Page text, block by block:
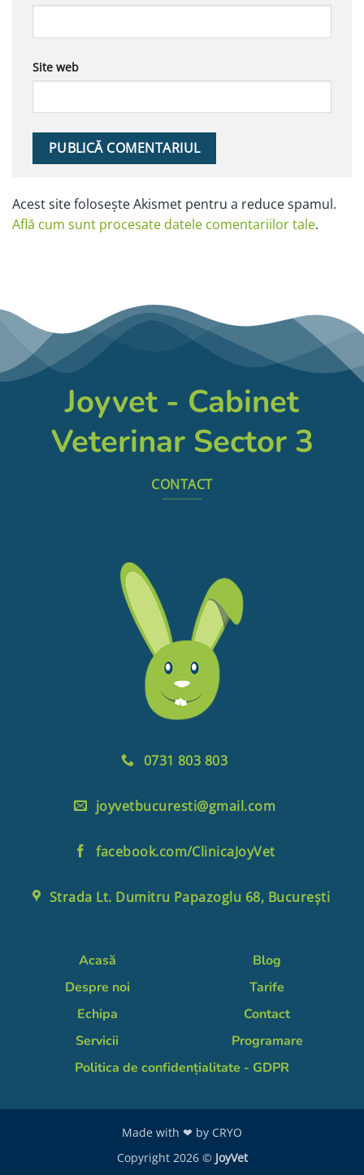
Site web
Acest site folosește Akismet pentru a reduce spamul.
Află cum sunt procesate datele comentariilor tale.
Joyvet - Cabinet
Veterinar Sector 3
CONTACT
0731 803 803
joyvetbucuresti@gmail.com
facebook.com/ClinicaJoyVet
Strada Lt. Dumitru Papazoglu 68, București
Acasă
Despre noi
Echipa
Servicii
Blog
Tarife
Contact
Programare
Politica de confidențialitate - GDPR
Made with ❤ by CRYO
Copyright 2026 © JoyVet